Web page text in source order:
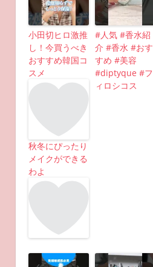
小田切ヒロ激推
し！今買うべき
おすすめ韓国コ
スメ
秋冬にぴったり
メイクができる
わよ
#人気 #香水紹
介 #香水 #おす
すめ #美容
#diptyque #フ
ィロシコス